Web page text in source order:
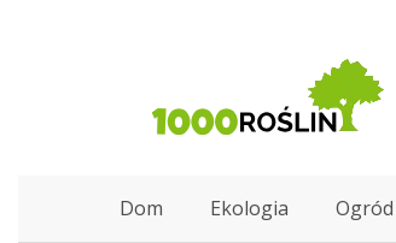
Dom Ekologia Ogród